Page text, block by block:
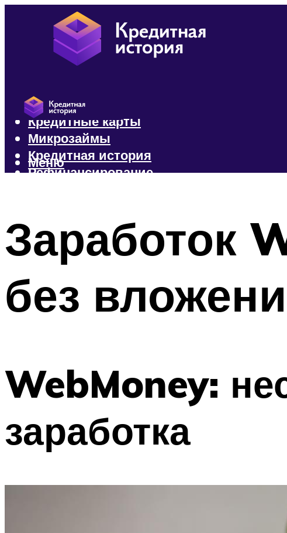
Кредиты
Кредитные карты
Микрозаймы
Кредитная история
Рефинансирование
Меню
Заработок
без
WebMoney:
заработка